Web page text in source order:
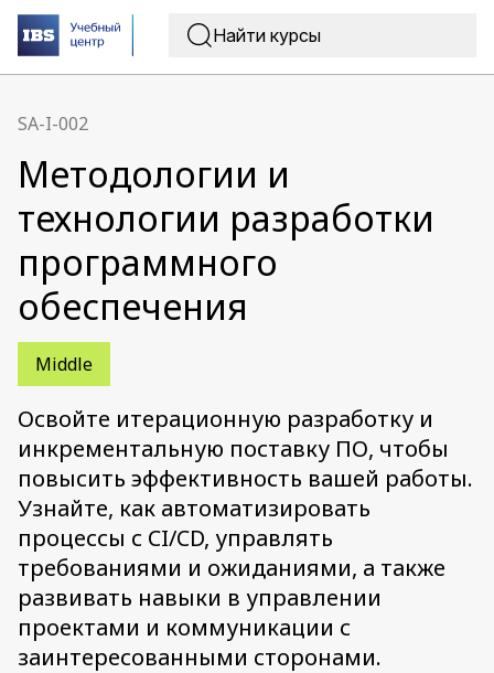
SA-I-002
Методологии и
технологии разработки
программного
обеспечения
Middle
Освойте итерационную разработку и
инкрементальную поставку ПО, чтобы
повысить эффективность вашей работы.
Узнайте, как автоматизировать
процессы с CI/CD, управлять
требованиями и ожиданиями, а также
развивать навыки в управлении
проектами и коммуникации с
заинтересованными сторонами.